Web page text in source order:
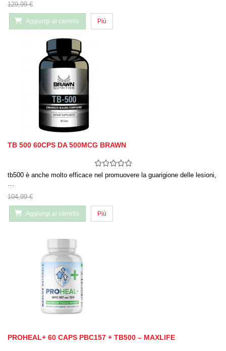
129,99 €
Aggiungi al carrello Più
TB 500 60CPS DA 500MCG BRAWN
tb500 è anche molto efficace nel promuovere la guarigione delle lesioni,
…
104,99 €
Aggiungi al carrello Più
PROHEAL+ 60 CAPS PBC157 + TB500 – MAXLIFE